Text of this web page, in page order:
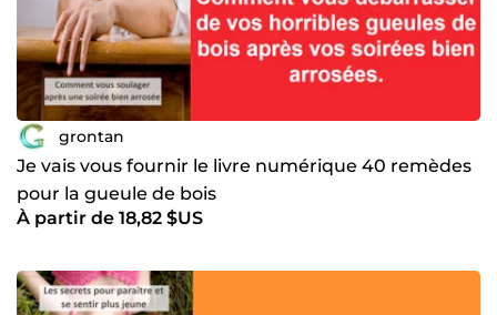
grontan
Je vais vous fournir le livre numérique 40 remèdes
pour la gueule de bois
À partir de 18,82 $US